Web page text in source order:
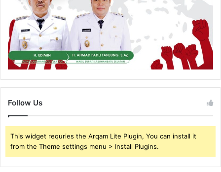
Follow Us
This widget requries the Arqam Lite Plugin, You can install it
from the Theme settings menu > Install Plugins.